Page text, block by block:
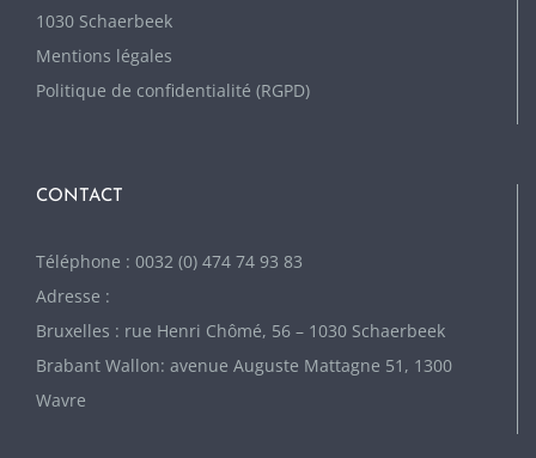
1030 Schaerbeek
Mentions légales
Politique de confidentialité (RGPD)
CONTACT
Téléphone : 0032 (0) 474 74 93 83
Adresse :
Bruxelles : rue Henri Chômé, 56 – 1030 Schaerbeek
Brabant Wallon: avenue Auguste Mattagne 51, 1300
Wavre